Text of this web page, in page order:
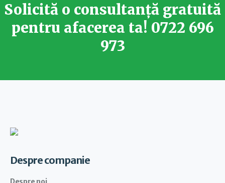
Solicită o consultanță gratuită
pentru afacerea ta! 0722 696
973
Despre companie